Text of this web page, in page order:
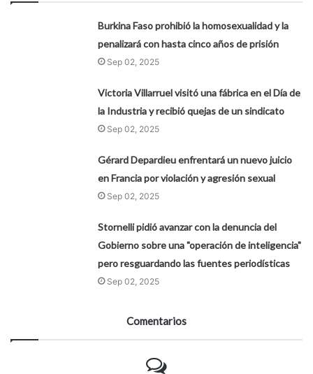
Burkina Faso prohibió la homosexualidad y la
penalizará con hasta cinco años de prisión
Sep 02, 2025
Victoria Villarruel visitó una fábrica en el Día de
la Industria y recibió quejas de un sindicato
Sep 02, 2025
Gérard Depardieu enfrentará un nuevo juicio
en Francia por violación y agresión sexual
Sep 02, 2025
Stornelli pidió avanzar con la denuncia del
Gobierno sobre una "operación de inteligencia"
pero resguardando las fuentes periodísticas
Sep 02, 2025
Comentarios